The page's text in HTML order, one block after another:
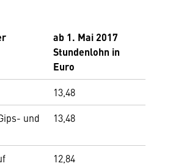
ab 1. Mai 2017
Stundenlohn in
Euro
13,48
und
13,48
12,84